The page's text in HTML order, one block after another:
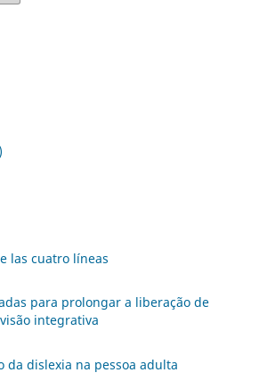
las cuatro líneas
para prolongar a liberação de
integrativa
da dislexia na pessoa adulta